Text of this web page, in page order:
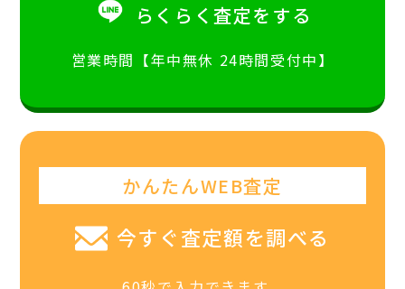
らくらく査定をする
営業時間【年中無休 24時間受付中】
かんたんWEB査定
今すぐ査定額を調べる